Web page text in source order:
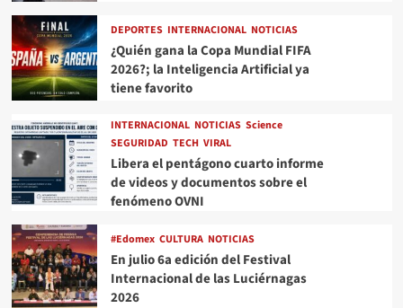
DEPORTES INTERNACIONAL NOTICIAS
¿Quién gana la Copa Mundial FIFA
2026?; la Inteligencia Artificial ya
tiene favorito
INTERNACIONAL NOTICIAS Science
SEGURIDAD TECH VIRAL
Libera el pentágono cuarto informe
de videos y documentos sobre el
fenómeno OVNI
#Edomex CULTURA NOTICIAS
En julio 6a edición del Festival
Internacional de las Luciérnagas
2026